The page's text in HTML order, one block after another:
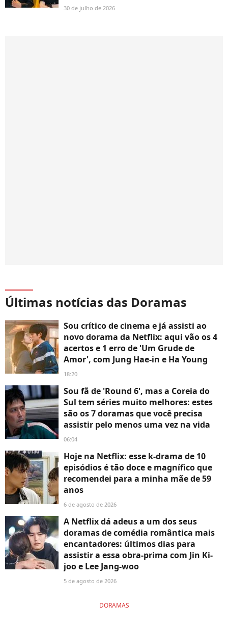
30 de julho de 2026
Últimas notícias das Doramas
Sou crítico de cinema e já assisti ao
novo dorama da Netflix: aqui vão os 4
acertos e 1 erro de 'Um Grude de
Amor', com Jung Hae-in e Ha Young
18:20
Sou fã de 'Round 6', mas a Coreia do
Sul tem séries muito melhores: estes
são os 7 doramas que você precisa
assistir pelo menos uma vez na vida
06:04
Hoje na Netflix: esse k-drama de 10
episódios é tão doce e magnífico que
recomendei para a minha mãe de 59
anos
6 de agosto de 2026
A Netflix dá adeus a um dos seus
doramas de comédia romântica mais
encantadores: últimos dias para
assistir a essa obra-prima com Jin Ki-
joo e Lee Jang-woo
5 de agosto de 2026
DORAMAS